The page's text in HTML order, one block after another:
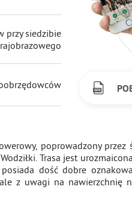
przy siedzibie
poprowadzony przez
Trasa jest
dość dobre
z uwagi na nawierzchnię